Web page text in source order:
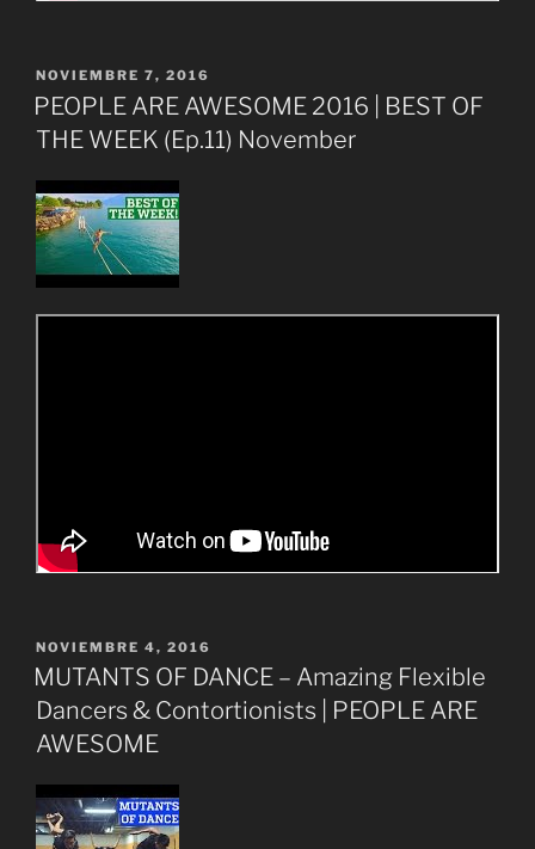
PUBLICADO
EL
NOVIEMBRE 7, 2016
PEOPLE ARE AWESOME 2016 | BEST OF
THE WEEK (Ep.11) November
PUBLICADO
EL
NOVIEMBRE 4, 2016
MUTANTS OF DANCE – Amazing Flexible
Dancers & Contortionists | PEOPLE ARE
AWESOME